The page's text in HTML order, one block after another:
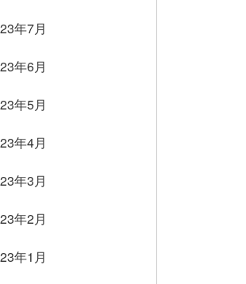
年7月
年6月
年5月
年4月
年3月
年2月
年1月